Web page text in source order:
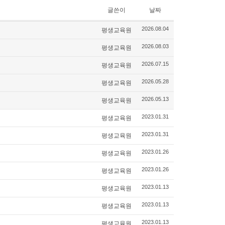
글쓴이 날짜
평생교육원 2026.08.04
평생교육원 2026.08.03
평생교육원 2026.07.15
평생교육원 2026.05.28
평생교육원 2026.05.13
평생교육원 2023.01.31
평생교육원 2023.01.31
평생교육원 2023.01.26
평생교육원 2023.01.26
평생교육원 2023.01.13
평생교육원 2023.01.13
평생교육원 2023.01.13